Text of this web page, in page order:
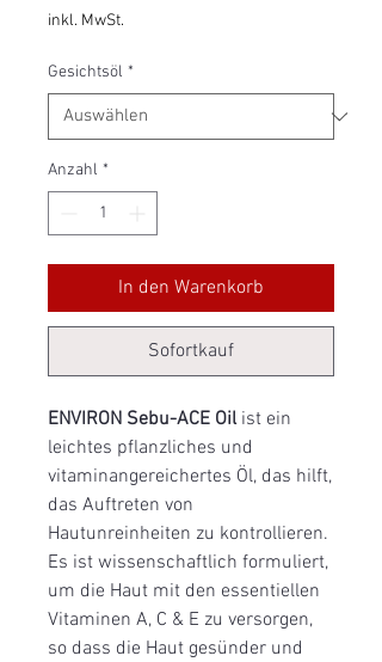
666,67 €
Milliliter
inkl. MwSt.
Gesichtsöl *
Anzahl *
In den Warenkorb
Sofortkauf
ENVIRON Sebu-ACE Oilist ein
leichtes pflanzliches und
vitaminangereichertes Öl, das hilft,
das Auftreten von
Hautunreinheiten zu kontrollieren.
Es ist wissenschaftlich formuliert,
um die Haut mit den essentiellen
Vitaminen A, C & E zu versorgen,
so dass die Haut gesünder und